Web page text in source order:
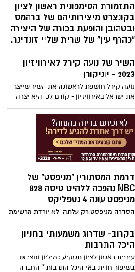
נוצץ נוסף – מרכוס אשלה (Marcos Ayala),
מהכוכבים הגדולים והמרגשים של עולם הטנגו,
המכונה על ידי מבקרים ברחבי העולם “המסי
של הטנגו”.
התזמורת הסימפונית ראשון לציון
בקונצרט מיצירותיהם של ברהמס
ובטהובן והופעת בכורה של היצירה
"כהרף עין" של שרית שליי זונדינר.
רתם ניר, הכוכב העולה בשמי הניצוח, מגיע
לתזמורת הסימפונית הישראלית ראשון לציון,
לנצח על הקונצ'רטו הכפול של ברהמס ועל
אחת היצירות האייקוניות ביותר בסימפוניה
הפסטורלית של בטהובן.
השיר של נועה קירל לאירוויזיון
2023 - יוניקורן
נועה קירל חושפת לראשונה את השיר שייצג
את ישראל באירוויזיון - קודם לכן היא יצרה
ציפיות גבוהות... לא בטוח שעמדה בהן
דרמת המסתורין "מניפסט" של
NBC נהפכה ללהיט טיסה 828
מניפסט עונה 4 נטפליקס
הסדרה מניפסט רק עלתה ולא יורדת מרשימת
"הנצפים ביותר" של ענקית הסטרימינג. כעת
הבשורה לצופים שבקרוב תעלה העונה
הרביעית של "מניפסט", מבית היוצר של ג'ף
נטפליקס, ותחולק העונה למספר חלקים
בקרוב- שדרוג משמעותי בחניון
היכל התרבות
עיריית ראשון לציון תשקיע כמיליון וחצי ₪
בשיפור חווית באי היכל התרבות * החברה